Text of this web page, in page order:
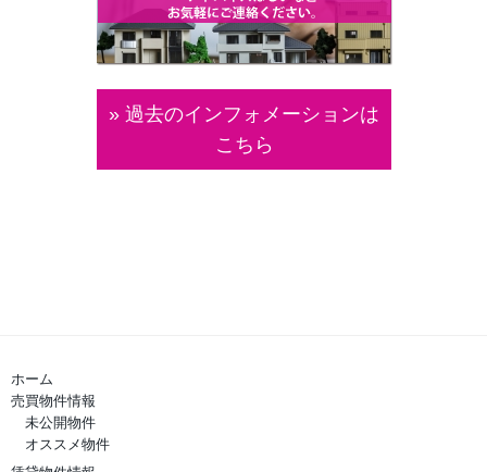
» 過去のインフォメーションは
こちら
ホーム
売買物件情報
未公開物件
オススメ物件